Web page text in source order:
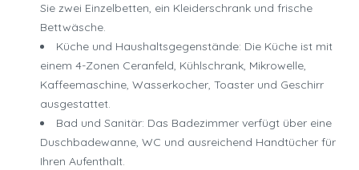
Sie zwei Einzelbetten, ein Kleiderschrank und frische
Bettwäsche.
Küche und Haushaltsgegenstände: Die Küche ist mit
einem 4-Zonen Ceranfeld, Kühlschrank, Mikrowelle,
Kaffeemaschine, Wasserkocher, Toaster und Geschirr
ausgestattet.
Bad und Sanitär: Das Badezimmer verfügt über eine
Duschbadewanne, WC und ausreichend Handtücher für
Ihren Aufenthalt.